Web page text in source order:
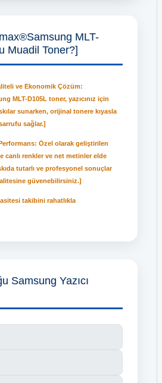
MLT-
Muadil Toner?]
ve Ekonomik Çözüm:
MLT-D105L toner, yazıcınız için
sunarken, orijinal tonere kıyasla
sağlar.]
Özel olarak geliştirilen
canlı renkler ve net metinler elde
tutarlı ve profesyonel sonuçlar
güvenebilirsiniz.]
takibini rahatlıkla
Samsung Yazıcı